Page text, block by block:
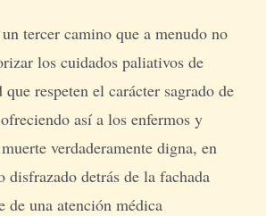
tercer camino que a menudo no
los cuidados paliativos de
que respeten el carácter sagrado de
así a los enfermos y
verdaderamente digna, en
detrás de la fachada
de una atención médica